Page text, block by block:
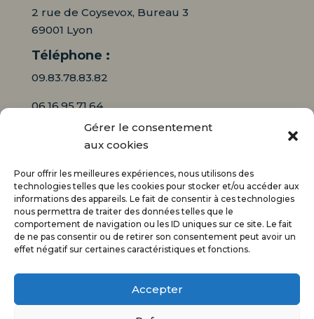
Gérer le consentement
aux cookies
Pour offrir les meilleures expériences, nous utilisons des
technologies telles que les cookies pour stocker et/ou accéder aux
informations des appareils. Le fait de consentir à ces technologies
nous permettra de traiter des données telles que le
comportement de navigation ou les ID uniques sur ce site. Le fait
de ne pas consentir ou de retirer son consentement peut avoir un
effet négatif sur certaines caractéristiques et fonctions.
Accepter
2 rue de Coysevox, Bureau 3
69001 Lyon
Téléphone :
09.83.78.83.82
06.16.95.71.64
contact@audiciaux.fr
E-mail*